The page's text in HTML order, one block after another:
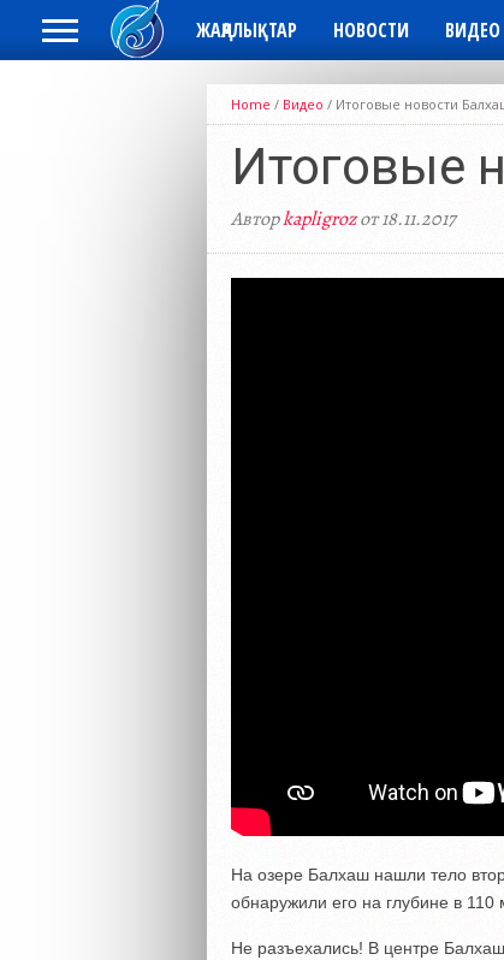
ЖАҢАЛЫҚТАР НОВОСТИ ВИДЕО
Home / Видео / Итоговые новости
Итоговые
Авторkapligrozот 18.11.2017
На озере Балхаш нашли тело
обнаружили его на глубине в 110
Не разъехались! В центре